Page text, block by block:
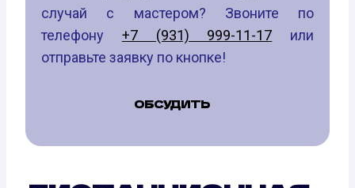
случай с мастером? Звоните по
телефону +7 (931) 999-11-17 или
отправьте заявку по кнопке!
ОБСУДИТЬ